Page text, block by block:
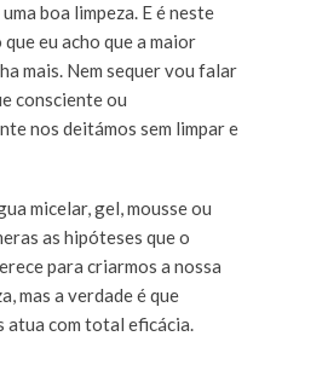
boa limpeza. E é neste
eu acho que a maior
mais. Nem sequer vou falar
consciente ou
nos deitámos sem limpar e
micelar, gel, mousse ou
as hipóteses que o
para criarmos a nossa
mas a verdade é que
atua com total eficácia.